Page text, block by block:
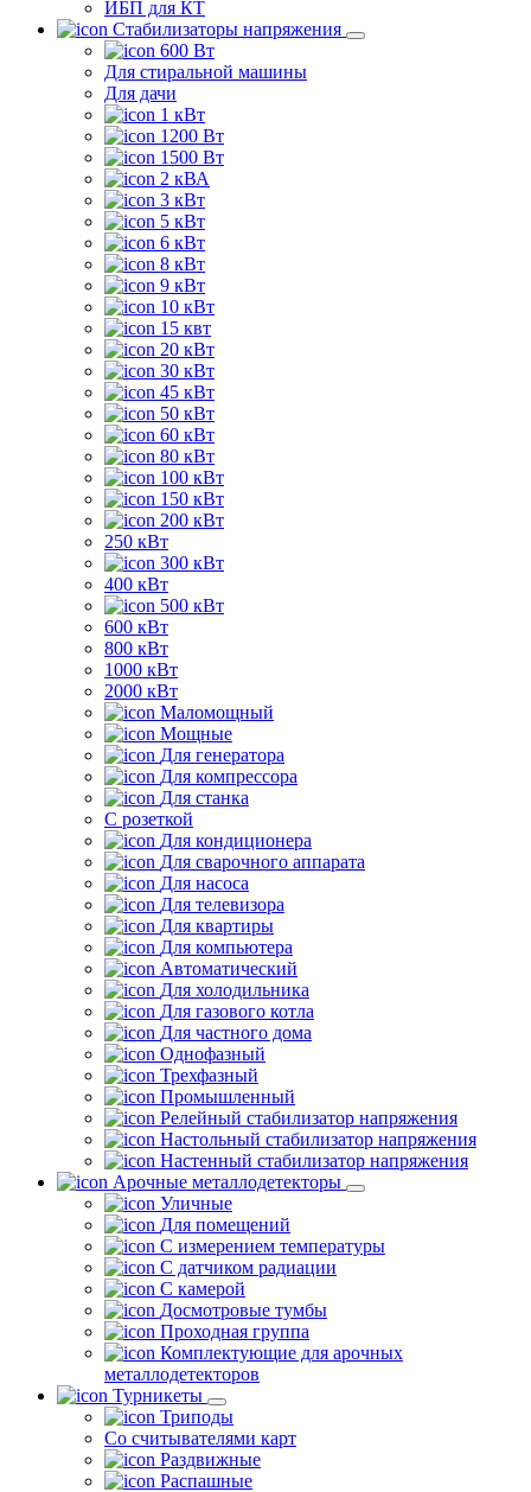
ИБП для КТ
Стабилизаторы напряжения
600 Вт
Для стиральной машины
Для дачи
1 кВт
1200 Вт
1500 Вт
2 кВА
3 кВт
5 кВт
6 кВт
8 кВт
9 кВт
10 кВт
15 квт
20 кВт
30 кВт
45 кВт
50 кВт
60 кВт
80 кВт
100 кВт
150 кВт
200 кВт
250 кВт
300 кВт
400 кВт
500 кВт
600 кВт
800 кВт
1000 кВт
2000 кВт
Маломощный
Мощные
Для генератора
Для компрессора
Для станка
C розеткой
Для кондиционера
Для сварочного аппарата
Для насоса
Для телевизора
Для квартиры
Для компьютера
Автоматический
Для холодильника
Для газового котла
Для частного дома
Однофазный
Трехфазный
Промышленный
Релейный стабилизатор напряжения
Настольный стабилизатор напряжения
Настенный стабилизатор напряжения
Арочные металлодетекторы
Уличные
Для помещений
С измерением температуры
С датчиком радиации
С камерой
Досмотровые тумбы
Проходная группа
Комплектующие для арочных
металлодетекторов
Турникеты
Триподы
Со считывателями карт
Раздвижные
Распашные